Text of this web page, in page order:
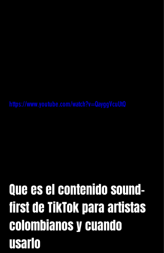
https://www.youtube.com/watch?v=QayggVcuUtQ
Que es el contenido sound-
first de TikTok para artistas
colombianos y cuando
usarlo